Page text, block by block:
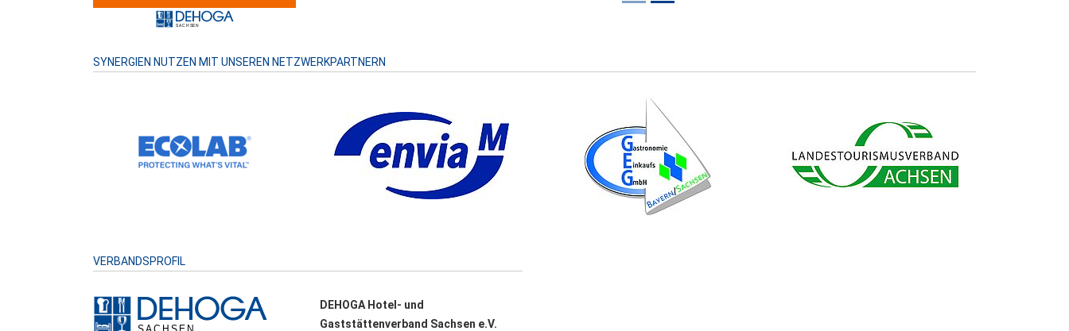
Risikos ab und sparen bares Geld.
SYNERGIEN NUTZEN MIT UNSEREN NETZWERKPARTNERN
VERBANDSPROFIL
DEHOGA Hotel- und
Gaststättenverband Sachsen e.V.